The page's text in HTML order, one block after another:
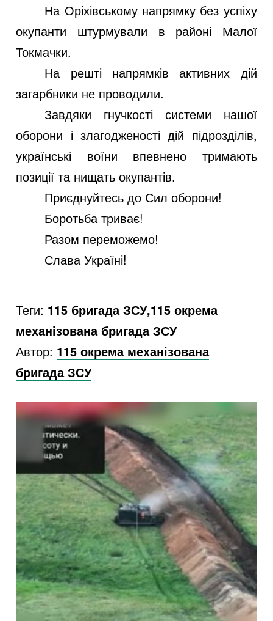
На Оріхівському напрямку без успіху
окупанти штурмували в районі Малої
Токмачки.
На решті напрямків активних дій
загарбники не проводили.
Завдяки гнучкості системи нашої
оборони і злагодженості дій підрозділів,
українські воїни впевнено тримають
позиції та нищать окупантів.
Приєднуйтесь до Сил оборони!
Боротьба триває!
Разом переможемо!
Слава Україні!
Теги: 115 бригада ЗСУ,115 окрема
механізована бригада ЗСУ
Автор: 115 окрема механізована
бригада ЗСУ